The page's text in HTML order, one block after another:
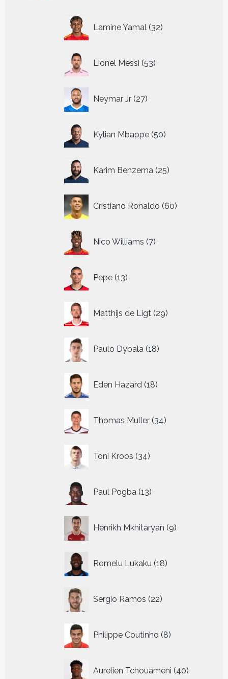
Lamine Yamal 32
producten
Lionel Messi 53
producten
Neymar Jr 27
producten
Kylian Mbappe 50
producten
Karim Benzema 25
producten
Cristiano Ronaldo 60
producten
Nico Williams 7
producten
Pepe 13
producten
Matthijs de Ligt 29
producten
Paulo Dybala 18
producten
Eden Hazard 18
producten
Thomas Muller 34
producten
Toni Kroos 34
producten
Paul Pogba 13
producten
Henrikh Mkhitaryan 9
producten
Romelu Lukaku 18
producten
Sergio Ramos 22
producten
Philippe Coutinho 8
producten
Aurelien Tchouameni 40
producten